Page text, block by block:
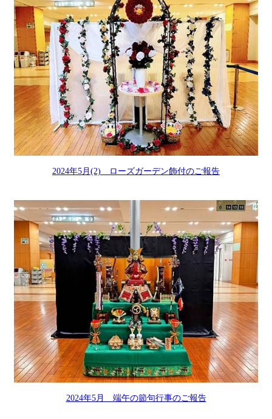
2024年5月(2) ローズガーデン飾付のご報告
2024年5月 端午の節句行事のご報告